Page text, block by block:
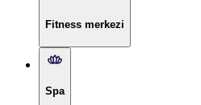
Fitness merkezi
Spa